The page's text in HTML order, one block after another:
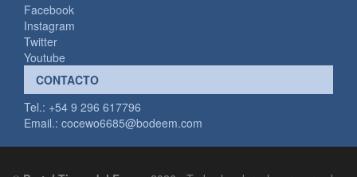
Facebook
Instagram
Twitter
Youtube
CONTACTO
Tel.: +54 9 296 617796
Email.: cocewo6685@bodeem.com